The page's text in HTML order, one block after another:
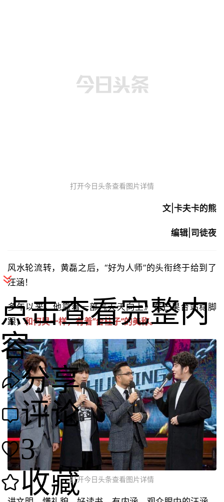
打开今日头条查看图片详情
文|卡夫卡的熊
编辑|司徒夜
风水轮流转，黄磊之后，“好为人师”的头衔终于给到了
汪涵！
多年以来，他靠着一部《天天向上》在芒果台站稳脚
跟，和何炅一样，有着“台柱子”的美称。
打开今日头条查看图片详情
点击查看完整内
容
分享
评论
3
收藏